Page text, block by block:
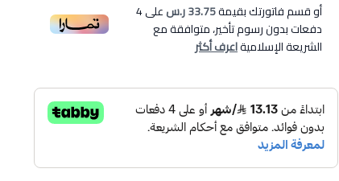
أو قسم فاتورتك بقيمة33.75 ر.س على4
دفعات بدون رسوم تأخير، متوافقة مع
الشريعة الإسلاميةاعرف أكثر